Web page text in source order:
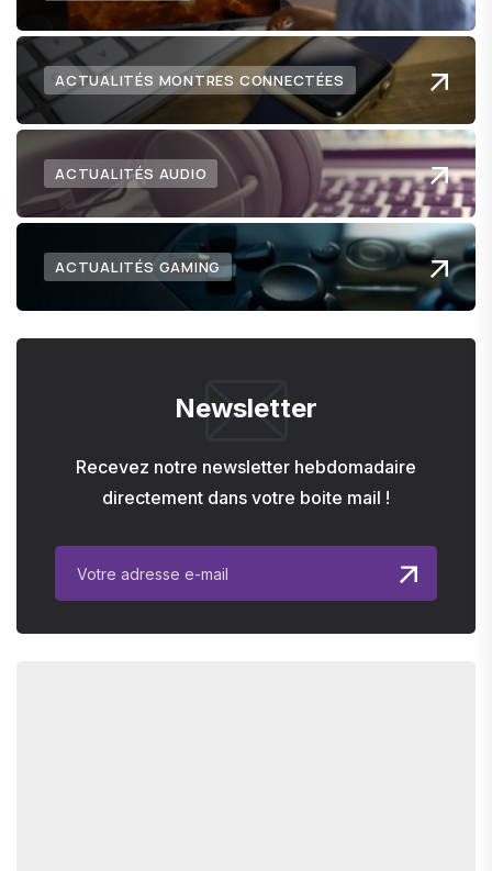
ACTUALITÉS MONTRES CONNECTÉES
ACTUALITÉS AUDIO
ACTUALITÉS GAMING
Newsletter
Recevez notre newsletter hebdomadaire
directement dans votre boite mail !